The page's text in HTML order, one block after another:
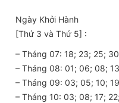
Ngày Khởi Hành
[Thứ 3 và Thứ 5] :
– Tháng 07: 18; 23; 25; 30
– Tháng 08: 01; 06; 08;
– Tháng 09: 03; 05; 10;
– Tháng 10: 03; 08; 17;